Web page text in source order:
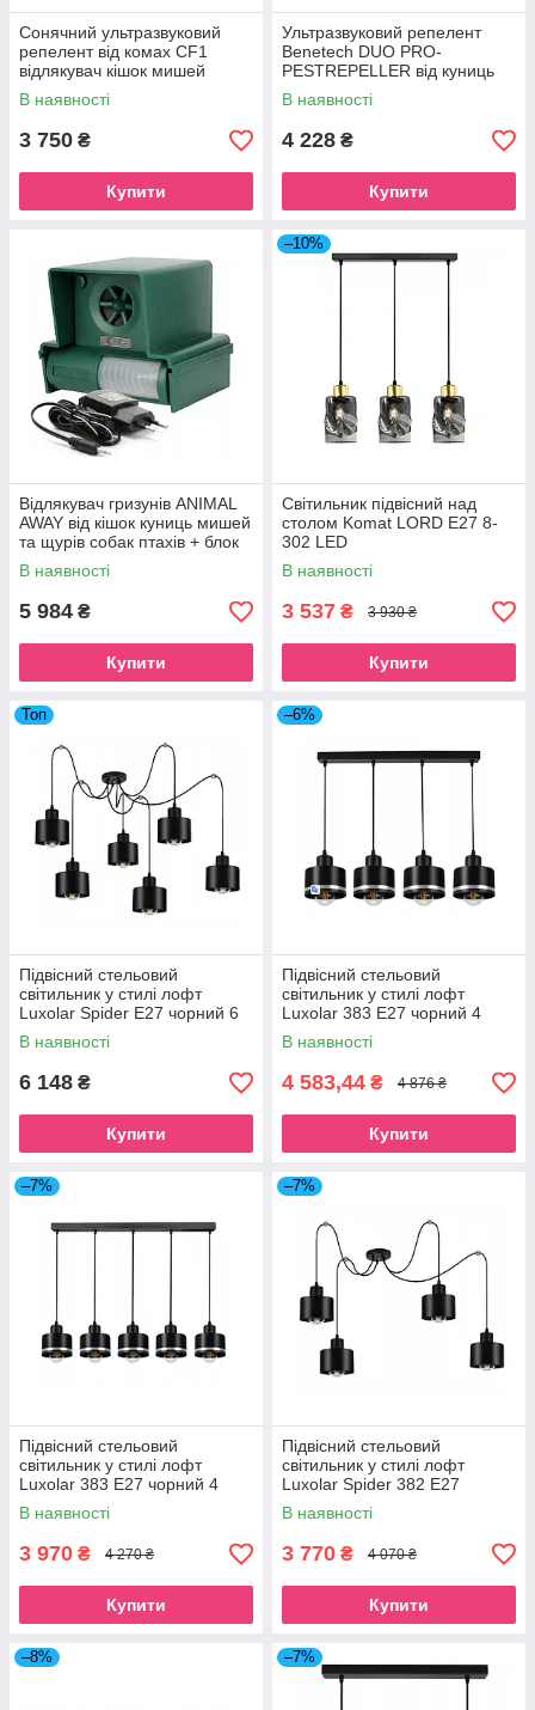
Сонячний ультразвуковий
репелент від комах CF1
відлякувач кішок мишей
щурів собак птахів лісових
тварин
В наявності
3 750 ₴
Купити
Ультразвуковий репелент
Benetech DUO PRO-
PESTREPELLER від куниць
мишей та щурів лісових звірів
550м2
В наявності
4 228 ₴
Купити
Відлякувач гризунів ANIMAL
AWAY від кішок куниць мишей
та щурів собак птахів + блок
живлення
В наявності
5 984 ₴
Купити
–10%
Світильник підвісний над
столом Komat LORD E27 8-
302 LED
В наявності
3 537 ₴ 3 930 ₴
Купити
Топ
Підвісний стельовий
світильник у стилі лофт
Luxolar Spider E27 чорний 6
плафонів
В наявності
6 148 ₴
Купити
–6%
Підвісний стельовий
світильник у стилі лофт
Luxolar 383 E27 чорний 4
плафони на стрічці
В наявності
4 583,44 ₴ 4 876 ₴
Купити
–7%
Підвісний стельовий
світильник у стилі лофт
Luxolar 383 E27 чорний 4
плафони на стрічці
В наявності
3 970 ₴ 4 270 ₴
Купити
–7%
Підвісний стельовий
світильник у стилі лофт
Luxolar Spider 382 E27
чорний 4 плафона
В наявності
3 770 ₴ 4 070 ₴
Купити
–8% –7%